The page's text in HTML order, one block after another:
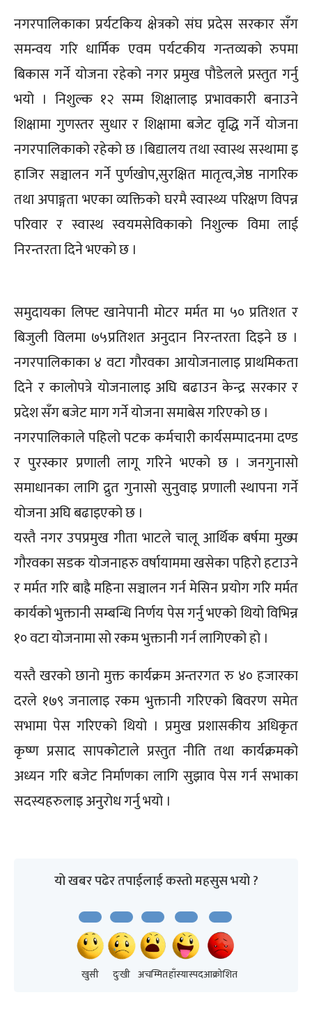
नगरपालिकाका प्रर्यटकिय क्षेत्रको संघ प्रदेस सरकार सँग
समन्वय गरि धार्मिक एवम पर्यटकीय गन्तव्यको रुपमा
बिकास गर्ने योजना रहेको नगर प्रमुख पौडेलले प्रस्तुत गर्नु
भयो । निशुल्क १२ सम्म शिक्षालाइ प्रभावकारी बनाउने
शिक्षामा गुणस्तर सुधार र शिक्षामा बजेट वृद्धि गर्ने योजना
नगरपालिकाको रहेको छ ।बिद्यालय तथा स्वास्थ सस्थामा इ
हाजिर सञ्चालन गर्ने पुर्णखोप,सुरक्षित मातृत्व,जेष्ठ नागरिक
तथा अपाङ्गता भएका व्यक्तिको घरमै स्वास्थ्य परिक्षण विपन्न
परिवार र स्वास्थ स्वयमसेविकाको निशुल्क विमा लाई
निरन्तरता दिने भएको छ ।
समुदायका लिफ्ट खानेपानी मोटर मर्मत मा ५० प्रतिशत र
बिजुली विलमा ७५प्रतिशत अनुदान निरन्तरता दिइने छ ।
नगरपालिकाका ४ वटा गौरवका आयोजनालाइ प्राथमिकता
दिने र कालोपत्रे योजनालाइ अघि बढाउन केन्द्र सरकार र
प्रदेश सँग बजेट माग गर्ने योजना समाबेस गरिएको छ ।
नगरपालिकाले पहिलो पटक कर्मचारी कार्यसम्पादनमा दण्ड
र पुरस्कार प्रणाली लागू गरिने भएको छ । जनगुनासो
समाधानका लागि द्रुत गुनासो सुनुवाइ प्रणाली स्थापना गर्ने
योजना अघि बढाइएको छ ।
यस्तै नगर उपप्रमुख गीता भाटले चालू आर्थिक बर्षमा मुख्प
गौरवका सडक योजनाहरु वर्षायाममा खसेका पहिरो हटाउने
र मर्मत गरि बाह्रै महिना सञ्चालन गर्न मेसिन प्रयोग गरि मर्मत
कार्यको भुक्तानी सम्बन्धि निर्णय पेस गर्नु भएको थियो विभिन्न
१० वटा योजनामा सो रकम भुक्तानी गर्न लागिएको हो ।
यस्तै खरको छानो मुक्त कार्यक्रम अन्तरगत रु ४० हजारका
दरले १७९ जनालाइ रकम भुक्तानी गरिएको बिवरण समेत
सभामा पेस गरिएको थियो । प्रमुख प्रशासकीय अधिकृत
कृष्ण प्रसाद सापकोटाले प्रस्तुत नीति तथा कार्यक्रमको
अध्यन गरि बजेट निर्माणका लागि सुझाव पेस गर्न सभाका
सदस्यहरुलाइ अनुरोध गर्नु भयो ।
यो खबर पढेर तपाईलाई कस्तो महसुस भयो ?
खुसी दुःखी अचम्मितहाँस्यास्पदआक्रोशित